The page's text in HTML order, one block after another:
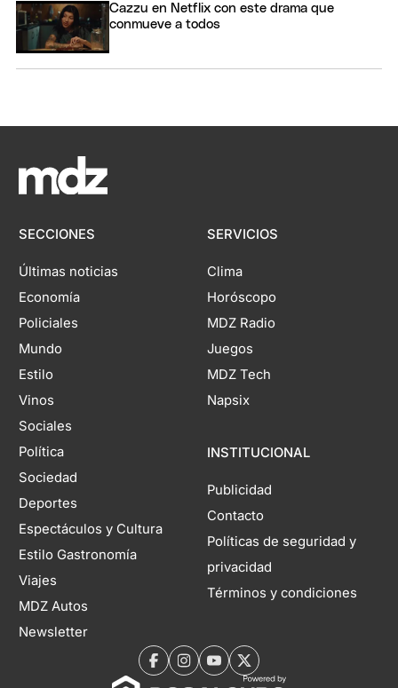
Cazzu en Netflix con este drama que
conmueve a todos
SECCIONES
Últimas noticias
Economía
Policiales
Mundo
Estilo
Vinos
Sociales
Política
Sociedad
Deportes
Espectáculos y Cultura
Estilo Gastronomía
Viajes
MDZ Autos
Newsletter
SERVICIOS
Clima
Horóscopo
MDZ Radio
Juegos
MDZ Tech
Napsix
INSTITUCIONAL
Publicidad
Contacto
Políticas de seguridad y
privacidad
Términos y condiciones